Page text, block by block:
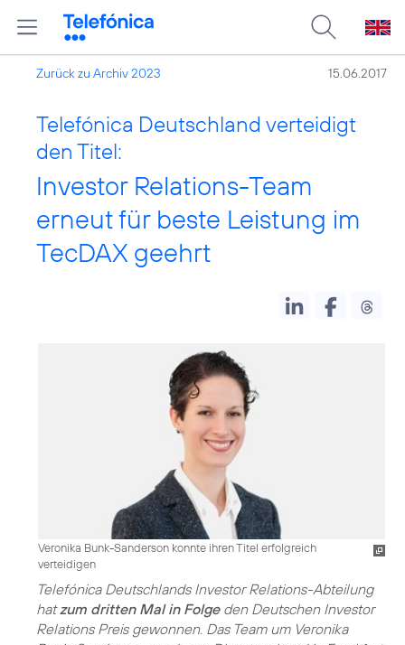
Zurück zu Archiv 2023 15.06.2017
Telefónica Deutschland verteidigt
den Titel:
Investor Relations-Team
erneut für beste Leistung im
TecDAX geehrt
Veronika Bunk-Sanderson konnte ihren Titel erfolgreich
verteidigen
Telefónica Deutschlands Investor Relations-Abteilung
hatzum dritten Mal in Folgeden Deutschen Investor
Relations Preis gewonnen. Das Team um Veronika